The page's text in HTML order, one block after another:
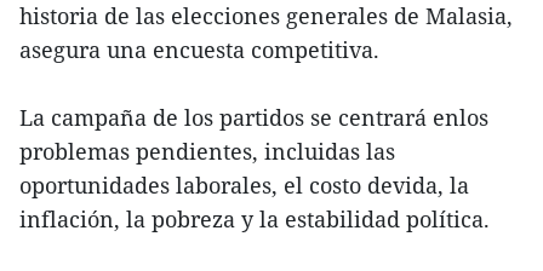
historia de las elecciones generales de Malasia,
asegura una encuesta competitiva.
La campaña de los partidos se centrará enlos
problemas pendientes, incluidas las
oportunidades laborales, el costo devida, la
inflación, la pobreza y la estabilidad política.